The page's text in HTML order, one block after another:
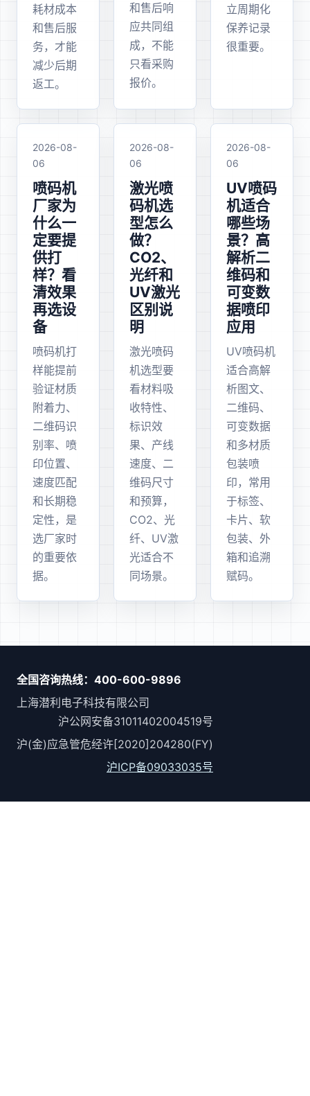
耗材成本
和售后服
务，才能
减少后期
返工。
和售后响
应共同组
成，不能
只看采购
报价。
立周期化
保养记录
很重要。
2026-08-
06
喷码机
厂家为
什么一
定要提
供打
样？看
清效果
再选设
备
喷码机打
样能提前
验证材质
附着力、
二维码识
别率、喷
印位置、
速度匹配
和长期稳
定性，是
选厂家时
的重要依
据。
2026-08-
06
激光喷
码机选
型怎么
做？
CO2、
光纤和
UV激光
区别说
明
激光喷码
机选型要
看材料吸
收特性、
标识效
果、产线
速度、二
维码尺寸
和预算，
CO2、光
纤、UV激
光适合不
同场景。
2026-08-
06
UV喷码
机适合
哪些场
景？高
解析二
维码和
可变数
据喷印
应用
UV喷码机
适合高解
析图文、
二维码、
可变数据
和多材质
包装喷
印，常用
于标签、
卡片、软
包装、外
箱和追溯
赋码。
全国咨询热线：400-600-9896
上海潜利电子科技有限公司
沪公网安备31011402004519号
沪(金)应急管危经许[2020]204280(FY)
沪ICP备09033035号